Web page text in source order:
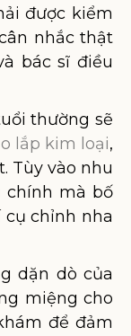
được kiểm
nhắc thật
bác sĩ điều
thường sẽ
lắp kim loại,
Tùy vào nhu
chính mà bố
cụ chỉnh nha
dặn dò của
miệng cho
để đảm